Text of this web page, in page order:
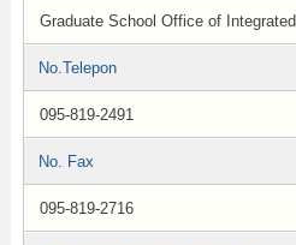
Graduate School Office of
No.Telepon
095-819-2491
No. Fax
095-819-2716